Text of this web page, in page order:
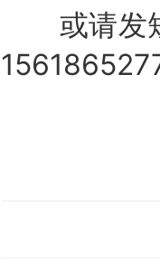
或请发短